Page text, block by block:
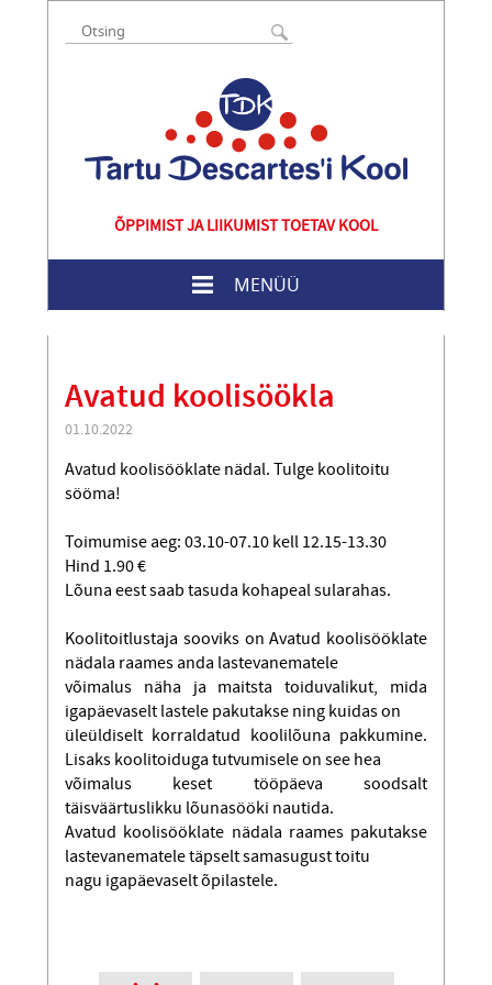
ÕPPIMIST JA LIIKUMIST TOETAV KOOL
MENÜÜ
Avatud koolisöökla
01.10.2022
Avatud koolisööklate nädal. Tulge koolitoitu
sööma!
Toimumise aeg: 03.10-07.10 kell 12.15-13.30
Hind 1.90 €
Lõuna eest saab tasuda kohapeal sularahas.
Koolitoitlustaja sooviks on Avatud koolisööklate
nädala raames anda lastevanematele
võimalus näha ja maitsta toiduvalikut, mida
igapäevaselt lastele pakutakse ning kuidas on
üleüldiselt korraldatud koolilõuna pakkumine.
Lisaks koolitoiduga tutvumisele on see hea
võimalus keset tööpäeva soodsalt
täisväärtuslikku lõunasööki nautida.
Avatud koolisööklate nädala raames pakutakse
lastevanematele täpselt samasugust toitu
nagu igapäevaselt õpilastele.